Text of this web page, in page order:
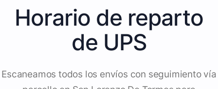
Horario de reparto
de UPS
Escaneamos todos los envíos con seguimiento vía